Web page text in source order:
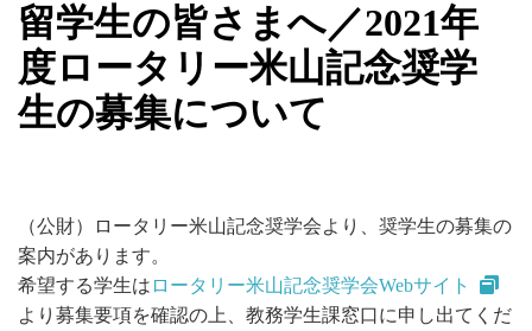
留学生の皆さまへ／2021年
度ロータリー米山記念奨学
生の募集について
（公財）ロータリー米山記念奨学会より、奨学生の募集の
案内があります。
希望する学生は ロータリー米山記念奨学会Webサイト
より募集要項を確認の上、教務学生課窓口に申し出てくだ